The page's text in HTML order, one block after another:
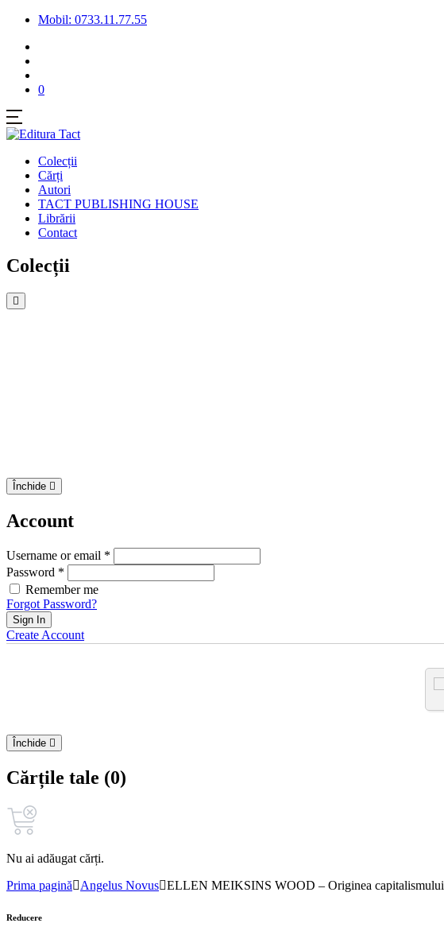
Mobil: 0733.11.77.55
0
Colecții
Cărți
Autori
TACT PUBLISHING HOUSE
Librării
Contact
Colecții
Închide
Account
Username or email *
Password *
Remember me
Forgot Password?
Sign In
Create Account
Închide
Cărțile tale (0)
Nu ai adăugat cărți.
Prima pagină
Angelus Novus ELLEN MEIKSINS WOOD – Originea capitalismului
Reducere